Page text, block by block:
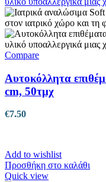
Compare
Αυτοκόλλητα
cm, 50τμχ
€7.50
Add to wishlist
Προσθήκη στο καλάθι
Quick view